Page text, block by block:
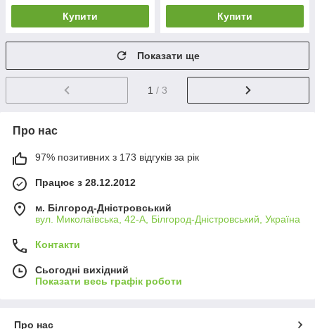
Купити Купити
Показати ще
1 / 3
Про нас
97% позитивних з 173 відгуків за рік
Працює з 28.12.2012
м. Білгород-Дністровський
вул. Миколаївська, 42-А, Білгород-Дністровський, Україна
Контакти
Сьогодні вихідний
Показати весь графік роботи
Про нас